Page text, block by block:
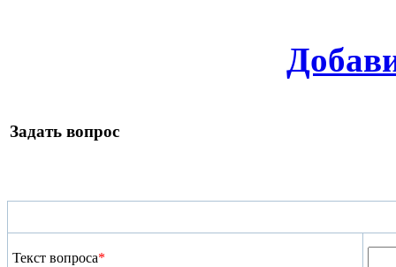
Задать вопрос
Текст вопроса*